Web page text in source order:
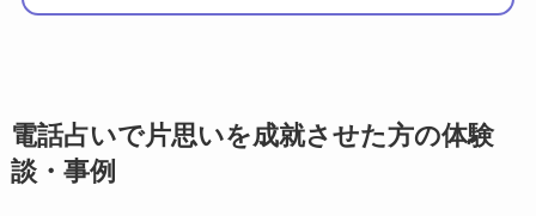
電話占いで片思いを成就させた方の体験
談・事例